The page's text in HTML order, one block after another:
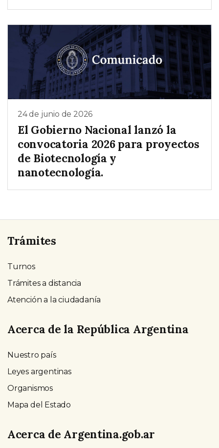
24 de junio de 2026
El Gobierno Nacional lanzó la
convocatoria 2026 para proyectos
de Biotecnología y
nanotecnología.
Trámites
Turnos
Trámites a distancia
Atención a la ciudadanía
Acerca de la República Argentina
Nuestro país
Leyes argentinas
Organismos
Mapa del Estado
Acerca de Argentina.gob.ar